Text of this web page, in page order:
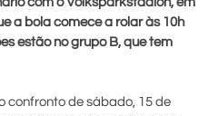
a bola comece a rolar às 10h
estão no grupo B, que tem
confronto de sábado, 15 de